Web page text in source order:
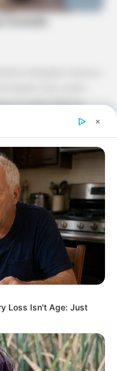
un estilo distinto,
particular. No son
ver el mundo.
Loss Isn't Age: Just